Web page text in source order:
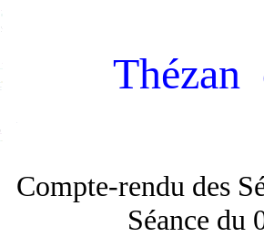
Thézan
Compte-rendu des
Séance du